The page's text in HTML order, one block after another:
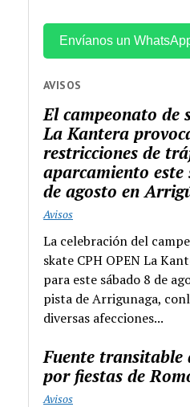
Envíanos un
AVISOS
El campeonato de
La Kantera
restricciones de
aparcamiento este
de agosto en
Avisos
La celebración del
skate CPH OPEN La
para este sábado 8 de
pista de Arrigunaga,
diversas afecciones...
Fuente transitable
por fiestas de
Avisos